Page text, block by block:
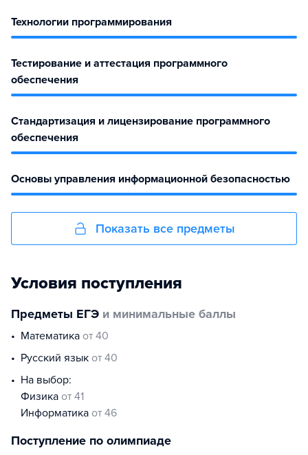
Технологии программирования
Тестирование и аттестация программного
обеспечения
Стандартизация и лицензирование программного
обеспечения
Основы управления информационной безопасностью
Показать все предметы
Условия поступления
Предметы ЕГЭ и минимальные баллы
математика от 40
русский язык от 40
На выбор:
физика от 41
информатика от 46
Поступление по олимпиаде